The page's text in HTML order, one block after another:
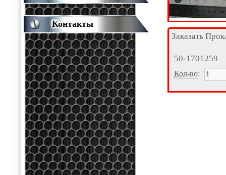
Заказать
50-1701259
Кол-во:
Контакты